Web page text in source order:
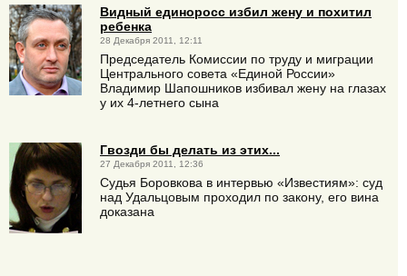
Видный единоросс избил жену и похитил
ребенка
28 Декабря 2011, 12:11
Председатель Комиссии по труду и миграции
Центрального совета «Единой России»
Владимир Шапошников избивал жену на глазах
у их 4-летнего сына
Гвозди бы делать из этих...
27 Декабря 2011, 12:36
Судья Боровкова в интервью «Известиям»: суд
над Удальцовым проходил по закону, его вина
доказана